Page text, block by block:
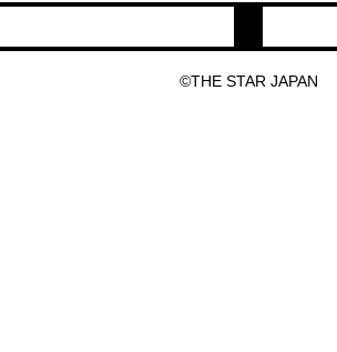
©THE STAR JAPAN